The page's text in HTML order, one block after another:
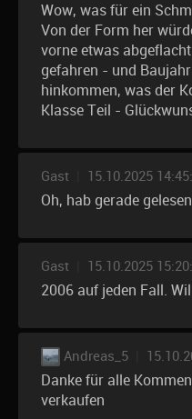
Wow, was für ein
Von der Form her
vorne etwas
gefahren - und
hinkommen, was der
Klasse Teil -
Gast 15.10.2025
Oh, hab gerade
Gast 15.10.2025
2006 auf jeden Fall.
Andreas_5
Danke für alle
verkaufen